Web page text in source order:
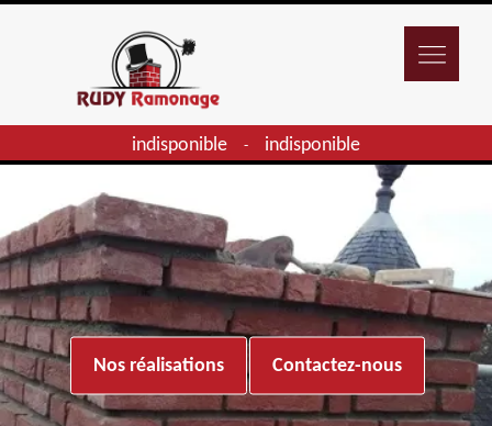
indisponible - indisponible
Nos réalisations Contactez-nous